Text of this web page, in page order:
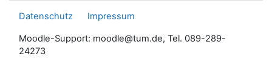
Datenschutz Impressum
Moodle-Support: moodle@tum.de, Tel. 089-289-
24273